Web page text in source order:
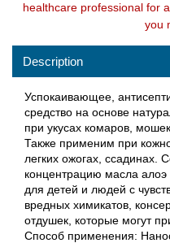
healthcare professional for
you
Description
Успокаивающее,
средство на основе
при укусах комаров,
Также применим при
легких ожогах, ссадинах.
концентрацию масла
для детей и людей с
вредных химикатов,
отдушек, которые могут
Способ применения: